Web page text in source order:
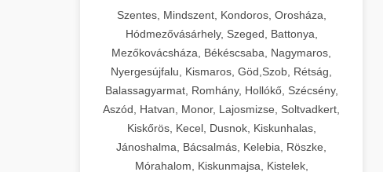
Szentes, Mindszent, Kondoros, Orosháza,
Hódmezővásárhely, Szeged, Battonya,
Mezőkovácsháza, Békéscsaba, Nagymaros,
Nyergesújfalu, Kismaros, Göd,Szob, Rétság,
Balassagyarmat, Romhány, Hollókő, Szécsény,
Aszód, Hatvan, Monor, Lajosmizse, Soltvadkert,
Kiskőrös, Kecel, Dusnok, Kiskunhalas,
Jánoshalma, Bácsalmás, Kelebia, Röszke,
Mórahalom, Kiskunmajsa, Kistelek,